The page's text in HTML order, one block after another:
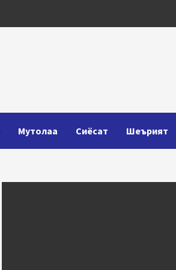
Мутолаа Сиёсат Шеърият